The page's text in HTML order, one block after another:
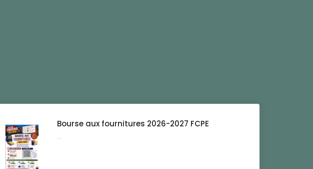
Bourse aux fournitures 2026-2027 FCPE
...